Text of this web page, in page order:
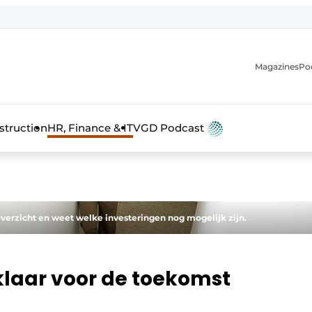
Magazines
HR, Finance & ITVGD Podcast
en weet welke investeringen nog mogelijk zijn.
voor de toekomst